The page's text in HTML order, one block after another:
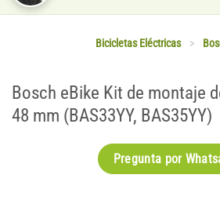
Bicicletas Eléctricas >
Bosch eBike Kit de montaje
48 mm (BAS33YY, BAS35YY)
Pregunta por